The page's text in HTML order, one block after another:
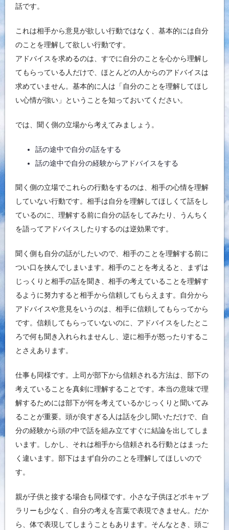
話です。
これは相手から意見が欲しい行動ではなく、基本的には自分
のことを理解して欲しい行動です。
アドバイスを求めるのは、すでに自分のことを心から理解し
てもらっている人だけで、ほとんどの人からのアドバイスは
求めていません。基本的に人は「自分のことを理解してほし
い心情が強い」ということを知っておいてください。
では、聞く側の立場から考えてみましょう。
話の途中で自分の話をする
話の途中で自分の経験からアドバイスをする
聞く側の立場でこれらの行動をするのは、相手の心情を理解
していない行動です。相手は自分を理解してほしくて話をし
ているのに、理解する前に自分の話をしてみたり、うんちく
を語ってアドバイスしたりするのは逆効果です。
聞く側も自分の話がしたいので、相手のことを理解する前に
つい口を挟んでしまいます。相手のことを考えると、まずは
じっくりと相手の話を聞き、相手の考えていることを理解す
るように努力すると相手から信頼してもらえます。自分から
アドバイスや意見をいうのは、相手に信頼してもらってから
です。信頼してもらっていないのに、アドバイスをしたとこ
ろで何も聞き入れられませんし、逆に相手が怒ったりするこ
とさえあります。
仕事も同様です。上司が部下から信頼される方法は、部下の
考えていることを真剣に理解することです。本当の意味で理
解するためには部下が何を考えているかじっくりと聞いてみ
ることが重要。頭が良すぎる人は話を少し聞いただけで、自
分の経験から頭の中で話を組み立てすぐに結論を出してしま
います。しかし、それは相手から信頼される行動とはまった
く違います。部下はまず自分のことを理解してほしいので
す。
親が子供と接する場合も同様です。小さな子供ほどボキャブ
ラリーも少なく、自分の考えを言葉で表現できません。だか
ら、体で表現してしまうこともあります。そんなとき、頭ご